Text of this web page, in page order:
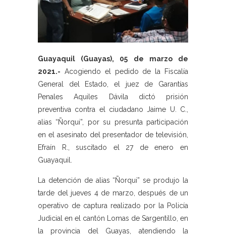
Guayaquil (Guayas), 05 de marzo de
2021.- Acogiendo el pedido de la Fiscalía
General del Estado, el juez de Garantías
Penales Aquiles Dávila dictó prisión
preventiva contra el ciudadano Jaime U. C.,
alias “Ñorqui”, por su presunta participación
en el asesinato del presentador de televisión,
Efraín R., suscitado el 27 de enero en
Guayaquil.
La detención de alias “Ñorqui” se produjo la
tarde del jueves 4 de marzo, después de un
operativo de captura realizado por la Policía
Judicial en el cantón Lomas de Sargentillo, en
la provincia del Guayas, atendiendo la